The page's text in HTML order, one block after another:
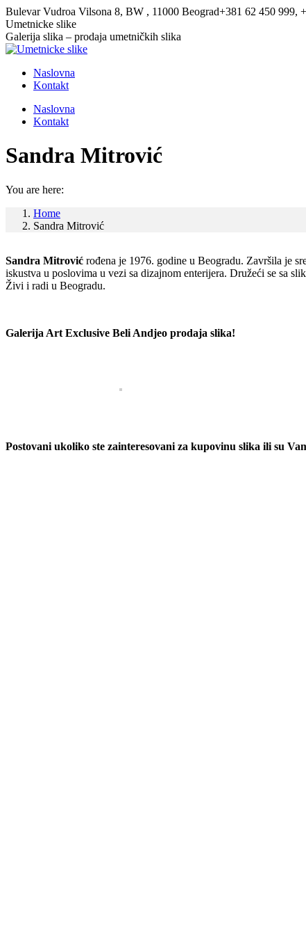
Skip
to
content
Bulevar Vudroa Vilsona 8, BW , 11000 Beograd+381 62 450 999,
Facebook
page
opens
new
window
Twitter
page
opens
new
window
Umetnicke slike
Galerija slika – prodaja umetničkih slika
Naslovna
Kontakt
Naslovna
Kontakt
Sandra Mitrović
You are here:
Home
Sandra Mitrović
Sandra Mitrović rođena je 1976. godine u Beogradu. Završila je
iskustva u poslovima u vezi sa dizajnom enterijera. Družeći se sa
Živi i radi u Beogradu.
Galerija Art Exclusive Beli Andjeo prodaja slika!
Postovani ukoliko ste zainteresovani za kupovinu slika ili su